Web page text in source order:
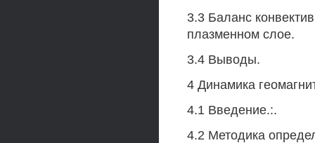
3.3 Баланс
плазменном слое.
3.4 Выводы.
4 Динамика
4.1 Введение.:.
4.2 Методика